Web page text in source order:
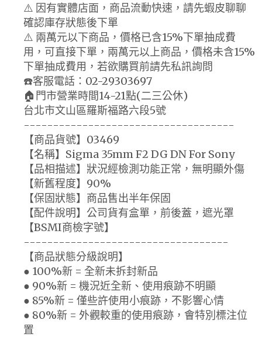
⚠️ 因有實體店面，商品流動快速，請先蝦皮聊聊
確認庫存狀態後下單
⚠️ 兩萬元以下商品，價格已含15%下單抽成費
用，可直接下單，兩萬元以上商品，價格未含15%
下單抽成費用，若欲購買前請先私訊詢問
☎️客服電話：02-29303697
🏠門市營業時間14-21點(二三公休)
台北市文山區羅斯福路六段5號
------------------------------------
【商品貨號】03469
【名稱】Sigma 35mm F2 DG DN For Sony
【品相描述】狀況經檢測功能正常，無明顯外傷
【新舊程度】90%
【保固狀態】商品售出半年保固
【配件說明】公司貨有盒單，前後蓋，遮光罩
【BSMI商檢字號】
-----------------------------------
【商品狀態分級說明】
● 100%新 = 全新未拆封新品
● 90%新 = 機況近全新、使用痕跡不明顯
● 85%新 = 僅些許使用小痕跡，不影響心情
● 80%新 = 外觀較重的使用痕跡，會特別標注位
置